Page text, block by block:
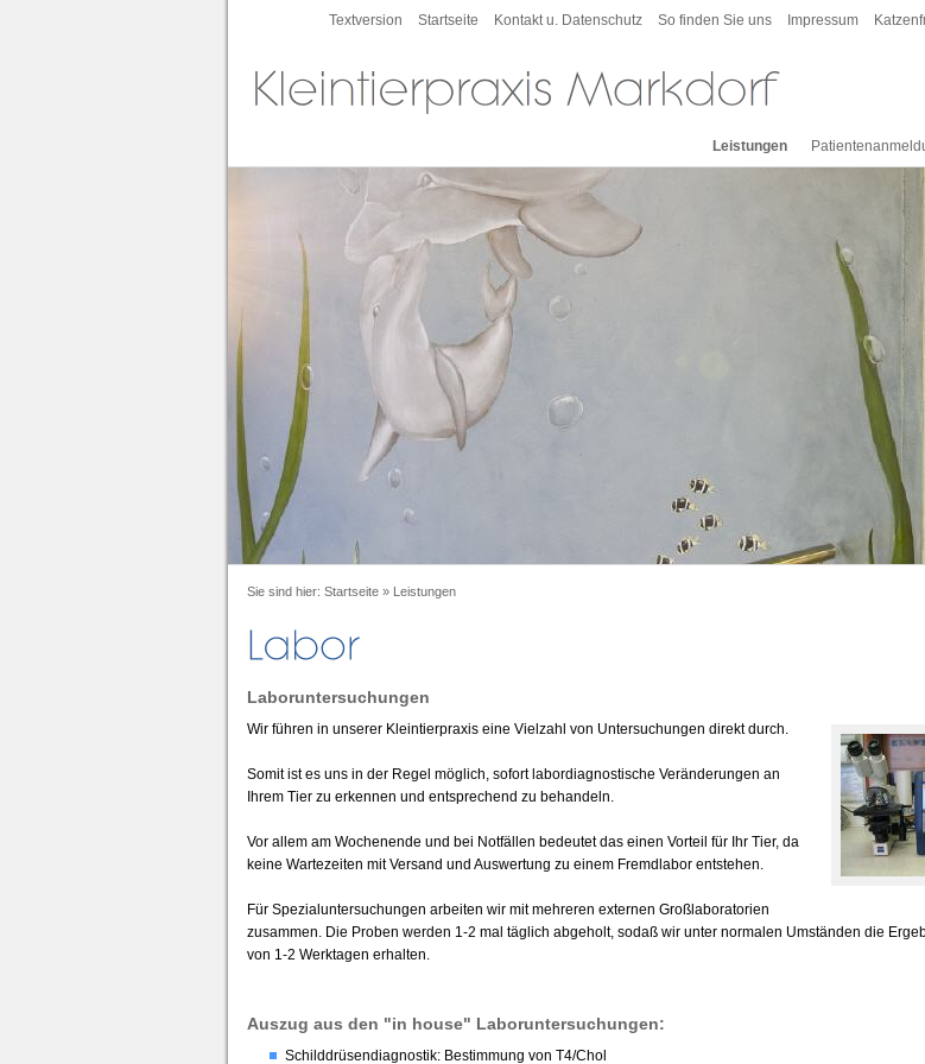
Textversion Startseite Kontakt u. Datenschutz So finden Sie uns Impressum
Leistungen
Sie sind hier: Startseite » Leistungen
Laboruntersuchungen
Wir führen in unserer Kleintierpraxis eine Vielzahl von Untersuchungen direkt durch.
Somit ist es uns in der Regel möglich, sofort labordiagnostische Veränderungen an
Ihrem Tier zu erkennen und entsprechend zu behandeln.
Vor allem am Wochenende und bei Notfällen bedeutet das einen Vorteil für Ihr Tier, da
keine Wartezeiten mit Versand und Auswertung zu einem Fremdlabor entstehen.
Für Spezialuntersuchungen arbeiten wir mit mehreren externen Großlaboratorien
zusammen. Die Proben werden 1-2 mal täglich abgeholt, sodaß wir unter normalen Umständen die
von 1-2 Werktagen erhalten.
Auszug aus den "in house" Laboruntersuchungen:
Schilddrüsendiagnostik: Bestimmung von T4/Chol